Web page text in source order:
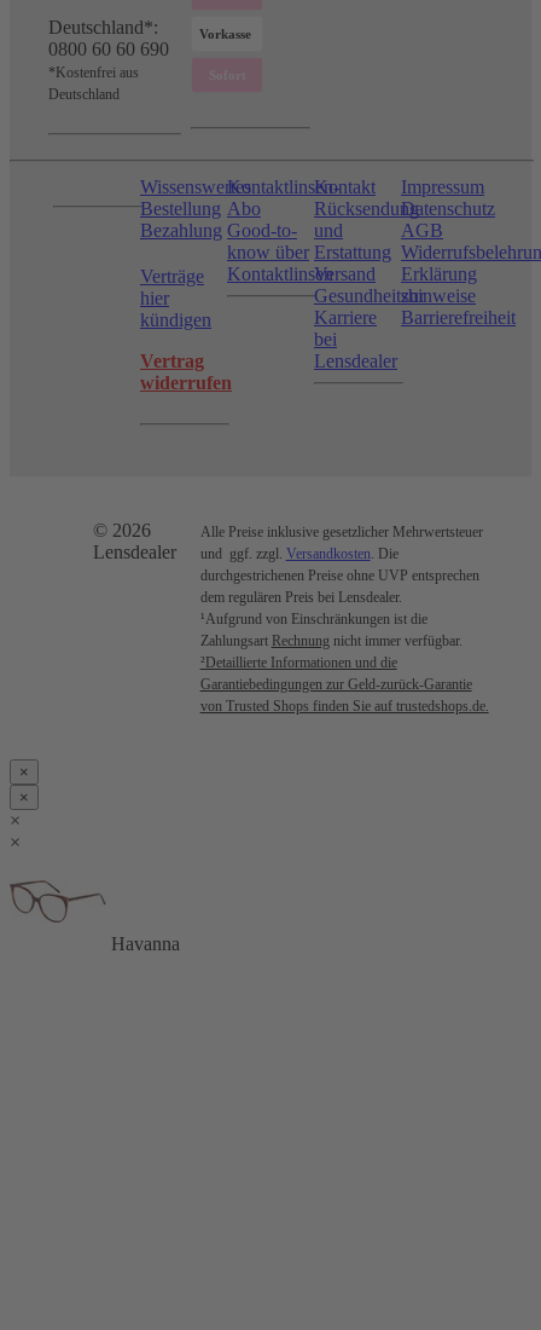
Deutschland*:
0800 60 60 690
*Kostenfrei aus
Deutschland
Wissenswertes
Bestellung
Bezahlung
Verträge
hier
kündigen
Vertrag
widerrufen
Kontaktlinsen-
Abo
Good-to-
know über
Kontaktlinsen
Kontakt
Rücksendung
und
Erstattung
Versand
Gesundheitshinweise
Karriere
bei
Lensdealer
Impressum
Datenschutz
AGB
Erklärung
zur
Barrierefreiheit
© 2026
Lensdealer
Alle Preise inklusive gesetzlicher Mehrwertsteuer
und ggf. zzgl. Versandkosten . Die
durchgestrichenen Preise ohne UVP entsprechen
dem regulären Preis bei Lensdealer.
¹Aufgrund von Einschränkungen ist die
Zahlungsart Rechnung nicht immer verfügbar.
²Detaillierte Informationen und die
Garantiebedingungen zur Geld-zurück-Garantie
von Trusted Shops finden Sie auf trustedshops.de.
×
×
×
×
Havanna